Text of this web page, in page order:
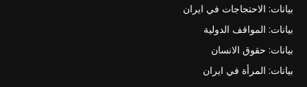
بيانات: الاحتجاجات في ايران
بيانات: المواقف الدولية
بيانات: حقوق الانسان
بيانات: المرأة في ايران